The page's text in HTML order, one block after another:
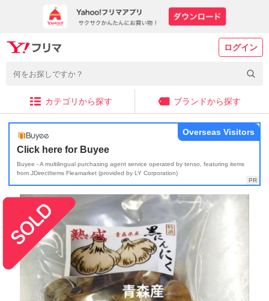
ログイン
カテゴリから探す ブランドから探す
Click here for Buyee
Buyee - A multilingual purchasing agent service operated by tenso, featuring items
from JDirectItems Fleamarket (provided by LY Corporation)
Overseas Visitors